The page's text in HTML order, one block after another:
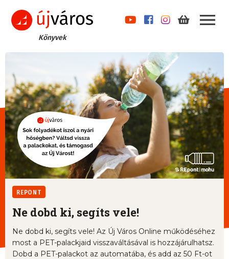
Könyvek
REPONT
Ne dobd ki, segíts vele!
Ne dobd ki, segíts vele! Az Új Város Online működéséhez
most a PET-palackjaid visszaváltásával is hozzájárulhatsz.
Dobd a PET-palackot az automatába, és add az 50 Ft-ot